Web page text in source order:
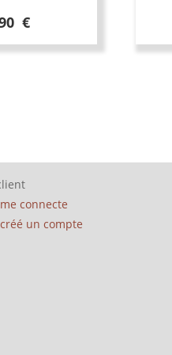
€
me connecte
créé un compte